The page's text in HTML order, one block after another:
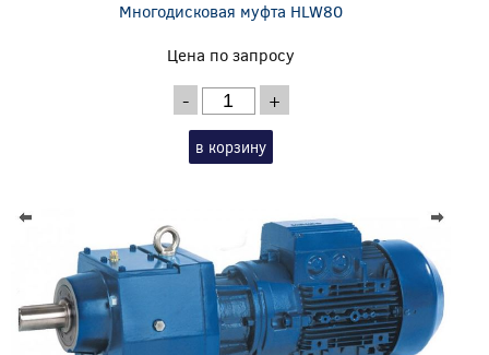
Многодисковая муфта HLW80
Цена по запросу
- +
в корзину